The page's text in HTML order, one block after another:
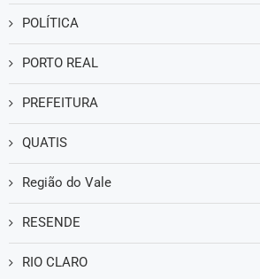
POLÍTICA
PORTO REAL
PREFEITURA
QUATIS
Região do Vale
RESENDE
RIO CLARO